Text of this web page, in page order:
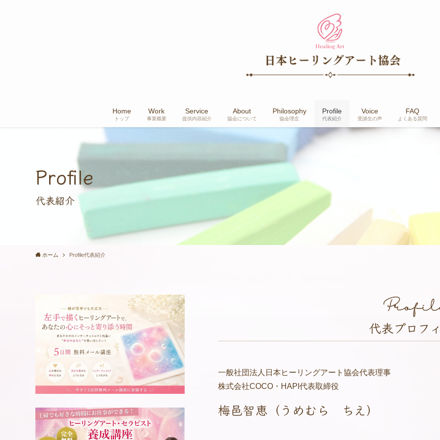
Home
トップ
Work
事業概要
Service
提供内容紹介
About
協会について
Philosophy
協会理念
Profile
代表紹介
Voice
受講生の声
FAQ
よくある質問
Profile
代表紹介
ホーム Profile代表紹介
代表プロフ
一般社団法人日本ヒーリングアート協会代表理事
株式会社COCO・HAPI代表取締役
梅邑智恵（うめむら ちえ）